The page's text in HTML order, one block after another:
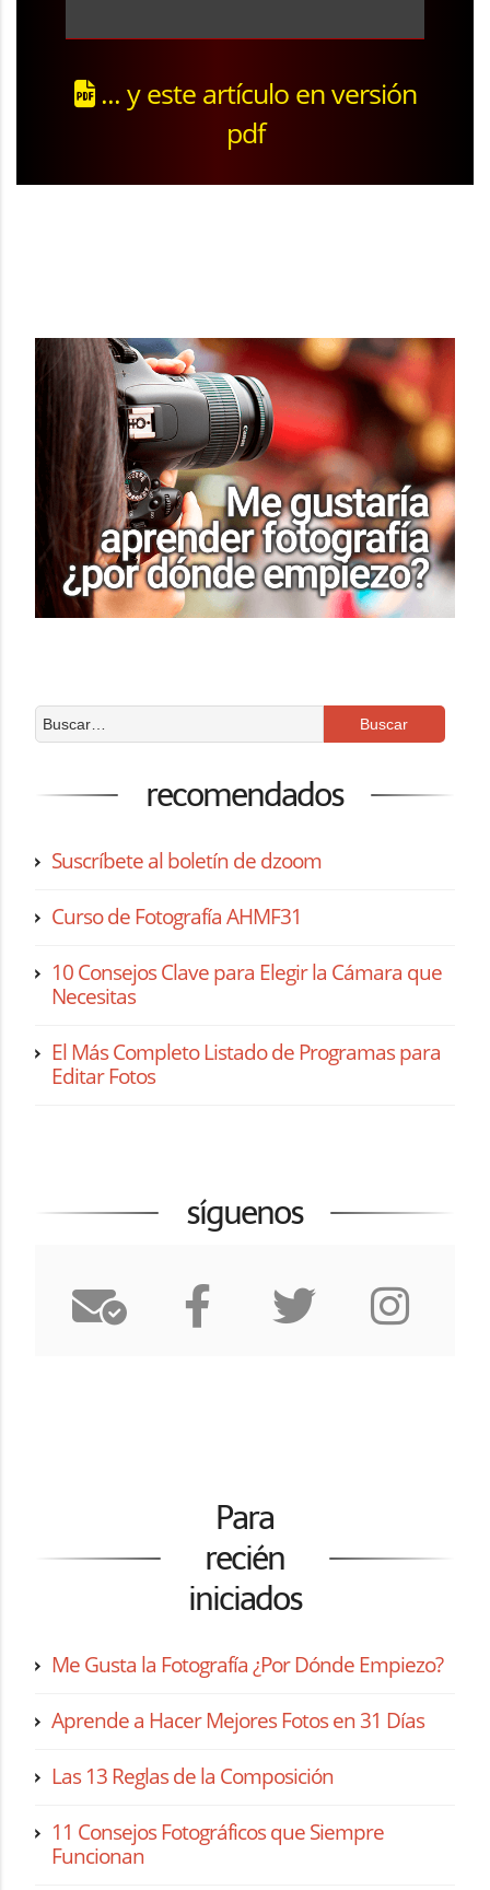
... y este artículo en versión
pdf
recomendados
Suscríbete al boletín de dzoom
Curso de Fotografía AHMF31
10 Consejos Clave para Elegir la Cámara que
Necesitas
El Más Completo Listado de Programas para
Editar Fotos
síguenos
Para
recién
iniciados
Me Gusta la Fotografía ¿Por Dónde Empiezo?
Aprende a Hacer Mejores Fotos en 31 Días
Las 13 Reglas de la Composición
11 Consejos Fotográficos que Siempre
Funcionan